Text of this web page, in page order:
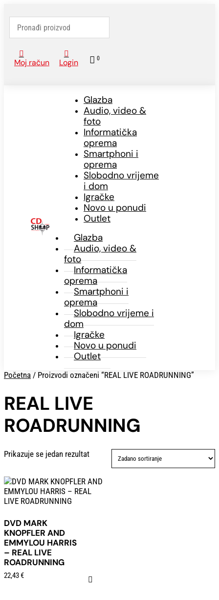

Moj račun

Login  0
Glazba
Audio, video &
foto
Informatička
oprema
Smartphoni i
oprema
Slobodno vrijeme
i dom
Igračke
Novo u ponudi
Outlet
Glazba
Audio, video &
foto
Informatička
oprema
Smartphoni i
oprema
Slobodno vrijeme i
dom
Igračke
Novo u ponudi
Outlet
Početna / Proizvodi označeni “REAL LIVE ROADRUNNING”
REAL LIVE
ROADRUNNING
Prikazuje se jedan rezultat
DVD MARK
KNOPFLER AND
EMMYLOU HARRIS
– REAL LIVE
ROADRUNNING
22,43€